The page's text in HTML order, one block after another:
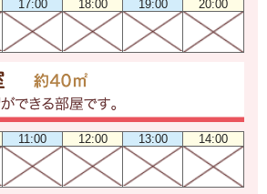
17:00 18:00 19:00 20:00
11:00 12:00 13:00 14:00